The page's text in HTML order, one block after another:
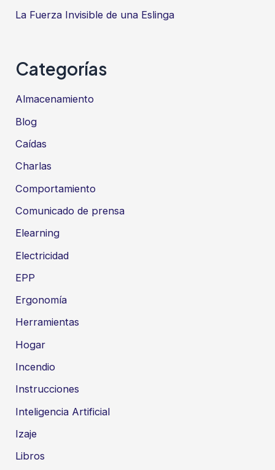
La Fuerza Invisible de una Eslinga
Categorías
Almacenamiento
Blog
Caídas
Charlas
Comportamiento
Comunicado de prensa
Elearning
Electricidad
EPP
Ergonomía
Herramientas
Hogar
Incendio
Instrucciones
Inteligencia Artificial
Izaje
Libros